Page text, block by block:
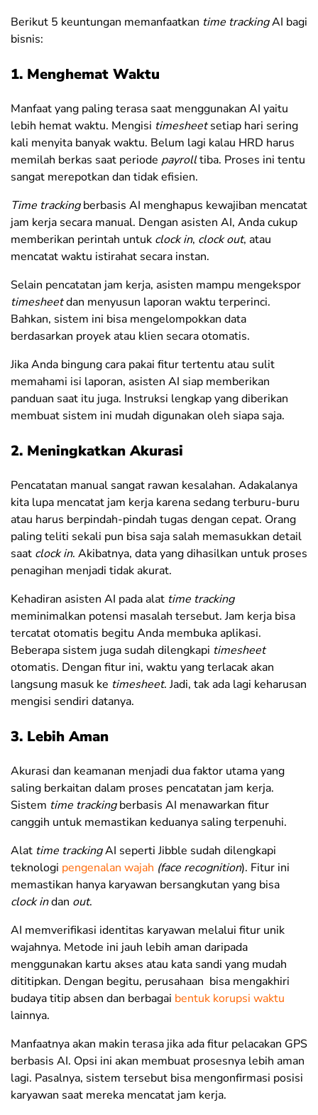
Berikut 5 keuntungan memanfaatkan time trackingAI bagi
bisnis:
1. Menghemat Waktu
Manfaat yang paling terasa saat menggunakan AI yaitu
lebih hemat waktu. Mengisi timesheetsetiap hari sering
kali menyita banyak waktu. Belum lagi kalau HRD harus
memilah berkas saat periode payrolltiba. Proses ini tentu
sangat merepotkan dan tidak efisien.
Time trackingberbasis AI menghapus kewajiban mencatat
jam kerja secara manual. Dengan asisten AI, Andacukup
memberikan perintah untuk clock in, clock out, atau
mencatat waktu istirahat secara instan.
Selain pencatatan jam kerja, asisten mampu mengekspor
timesheetdan menyusun laporan waktu terperinci.
Bahkan, sistem ini bisa mengelompokkan data
berdasarkan proyek atau klien secara otomatis.
Jika Anda bingung cara pakai fitur tertentu atau sulit
memahami isi laporan, asisten AI siap memberikan
panduan saat itu juga. Instruksi lengkap yang diberikan
membuat sistem ini mudah digunakan oleh siapa saja.
2. Meningkatkan Akurasi
Pencatatan manual sangat rawan kesalahan. Adakalanya
kita lupa mencatat jam kerja karena sedang terburu-buru
atau harus berpindah-pindah tugas dengan cepat. Orang
paling teliti sekali pun bisa saja salah memasukkan detail
saat clock in. Akibatnya, data yang dihasilkan untuk proses
penagihan menjadi tidak akurat.
Kehadiran asisten AI pada alat time tracking
meminimalkan potensi masalah tersebut. Jam kerja bisa
tercatat otomatis begitu Anda membuka aplikasi.
Beberapa sistem juga sudah dilengkapi timesheet
otomatis. Dengan fitur ini, waktu yang terlacak akan
langsung masuk ke timesheet. Jadi, tak ada lagi keharusan
mengisi sendiri datanya.
3. Lebih Aman
Akurasi dan keamanan menjadi dua faktor utama yang
saling berkaitan dalam proses pencatatan jam kerja.
Sistem time trackingberbasis AI menawarkan fitur
canggih untuk memastikan keduanya saling terpenuhi.
Alat time trackingAI seperti Jibble sudah dilengkapi
teknologi pengenalan wajah (face recognition). Fitur ini
memastikan hanya karyawan bersangkutan yang bisa
clock indan out.
AI memverifikasi identitas karyawan melalui fitur unik
wajahnya. Metode ini jauh lebih aman daripada
menggunakan kartu akses atau kata sandi yang mudah
dititipkan. Dengan begitu, perusahaan bisa mengakhiri
budaya titip absen dan berbagai bentuk korupsi waktu
lainnya.
Manfaatnya akan makin terasa jika ada fitur pelacakan GPS
berbasis AI. Opsi ini akan membuat prosesnya lebih aman
lagi. Pasalnya, sistem tersebut bisa mengonfirmasi posisi
karyawan saat mereka mencatat jam kerja.